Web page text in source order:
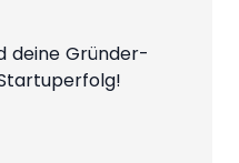
deine Gründer-